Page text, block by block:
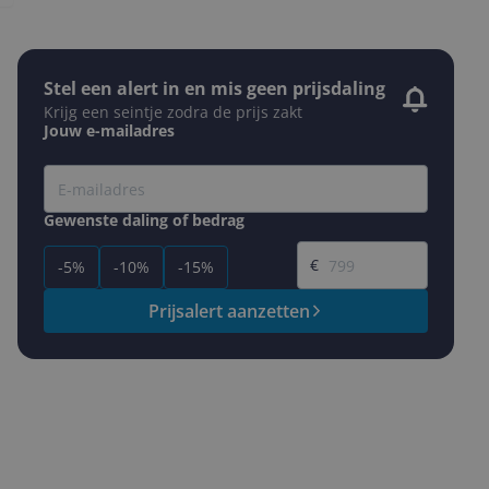
Stel een alert in en mis geen prijsdaling
Krijg een seintje zodra de prijs zakt
Jouw e-mailadres
Gewenste daling of bedrag
-5% -10% -15%
Gewenste prijs
€
Prijsalert aanzetten